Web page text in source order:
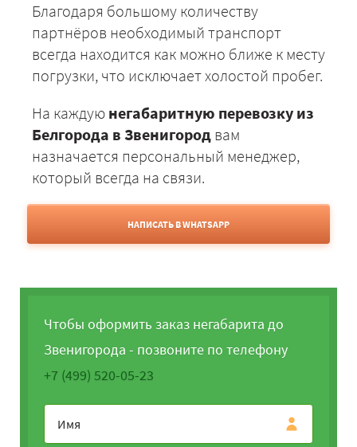
Благодаря большому количеству
партнёров необходимый транспорт
всегда находится как можно ближе к месту
погрузки, что исключает холостой пробег.
На каждую негабаритную перевозку из
Белгорода в Звенигород вам
назначается персональный менеджер,
который всегда на связи.
НАПИСАТЬ В WHATSAPP
Чтобы оформить заказ негабарита до
Звенигорода - позвоните по телефону
+7 (499) 520-05-23